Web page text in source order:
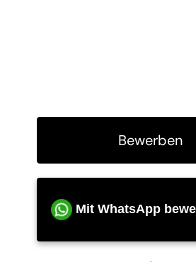
Bewerben
Mit WhatsApp